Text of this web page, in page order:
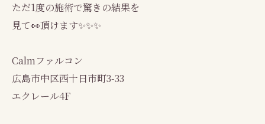
ただ1度の施術で驚きの結果を
見て👀頂けます✨✨✨
Calmファルコン
広島市中区西十日市町3-33
エクレール4F